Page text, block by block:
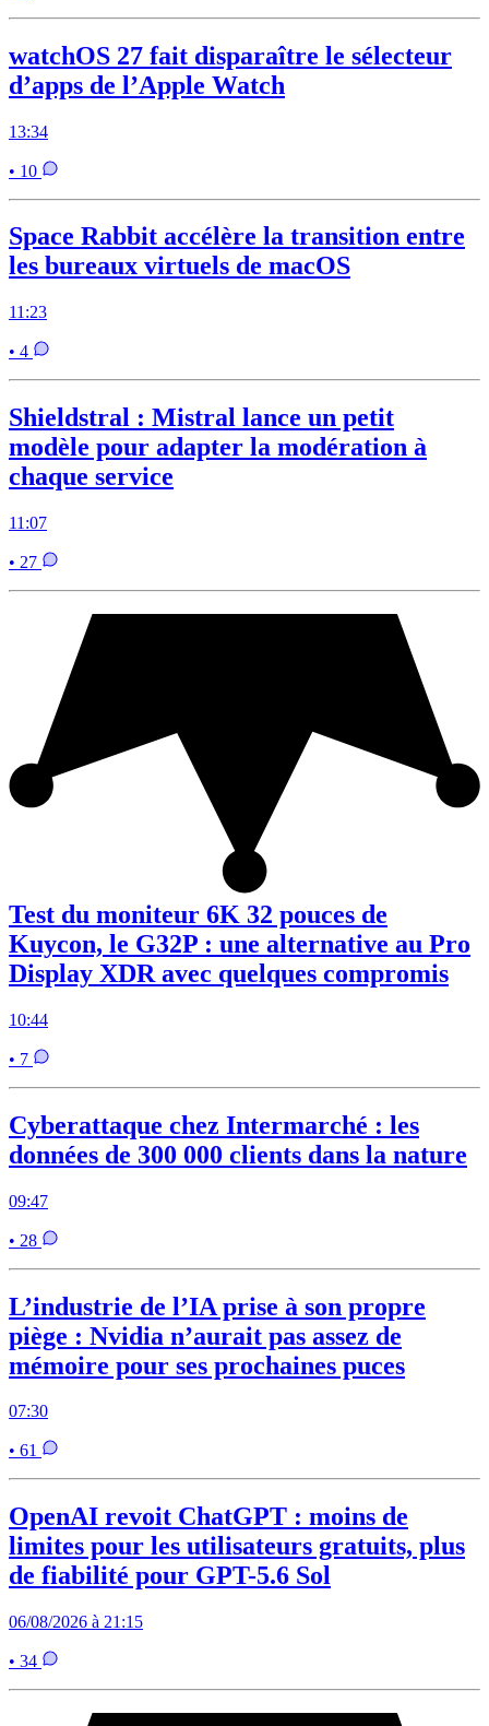
watchOS 27 fait disparaître le sélecteur
d’apps de l’Apple Watch
13:34
• 10
Space Rabbit accélère la transition entre
les bureaux virtuels de macOS
11:23
• 4
Shieldstral : Mistral lance un petit
modèle pour adapter la modération à
chaque service
11:07
• 27
Test du moniteur 6K 32 pouces de
Kuycon, le G32P : une alternative au Pro
Display XDR avec quelques compromis
10:44
• 7
Cyberattaque chez Intermarché : les
données de 300 000 clients dans la nature
09:47
• 28
L’industrie de l’IA prise à son propre
piège : Nvidia n’aurait pas assez de
mémoire pour ses prochaines puces
07:30
• 61
OpenAI revoit ChatGPT : moins de
limites pour les utilisateurs gratuits, plus
de fiabilité pour GPT-5.6 Sol
06/08/2026 à 21:15
• 34